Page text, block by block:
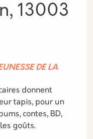
13003
DE LA
donnent
tapis, pour un
contes, BD,
goûts.